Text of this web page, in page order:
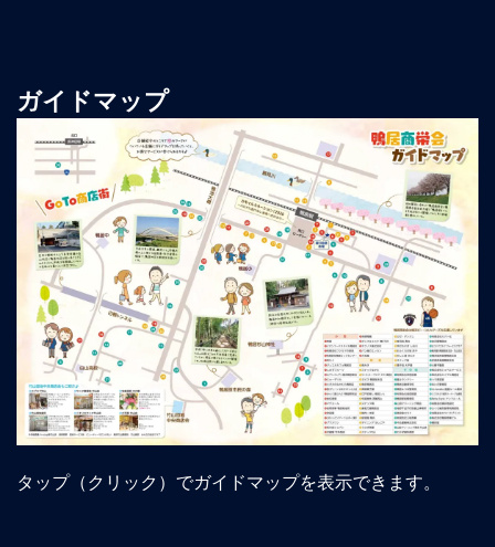
ガイドマップ
タップ（クリック）でガイドマップを表示できます。